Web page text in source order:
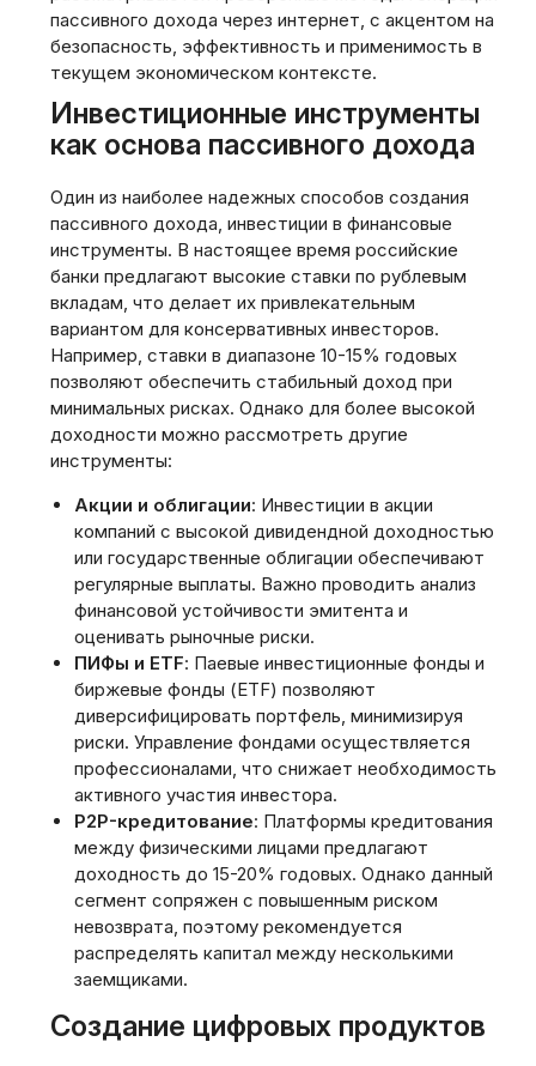
пассивного дохода через интернет, с акцентом на
безопасность, эффективность и применимость в
текущем экономическом контексте.
Инвестиционные инструменты
как основа пассивного дохода
Один из наиболее надежных способов создания
пассивного дохода, инвестиции в финансовые
инструменты. В настоящее время российские
банки предлагают высокие ставки по рублевым
вкладам, что делает их привлекательным
вариантом для консервативных инвесторов.
Например, ставки в диапазоне 10-15% годовых
позволяют обеспечить стабильный доход при
минимальных рисках. Однако для более высокой
доходности можно рассмотреть другие
инструменты:
Акции и облигации: Инвестиции в акции
компаний с высокой дивидендной доходностью
или государственные облигации обеспечивают
регулярные выплаты. Важно проводить анализ
финансовой устойчивости эмитента и
оценивать рыночные риски.
ПИФы и ETF: Паевые инвестиционные фонды и
биржевые фонды (ETF) позволяют
диверсифицировать портфель, минимизируя
риски. Управление фондами осуществляется
профессионалами, что снижает необходимость
активного участия инвестора.
P2P-кредитование: Платформы кредитования
между физическими лицами предлагают
доходность до 15-20% годовых. Однако данный
сегмент сопряжен с повышенным риском
невозврата, поэтому рекомендуется
распределять капитал между несколькими
заемщиками.
Создание цифровых продуктов